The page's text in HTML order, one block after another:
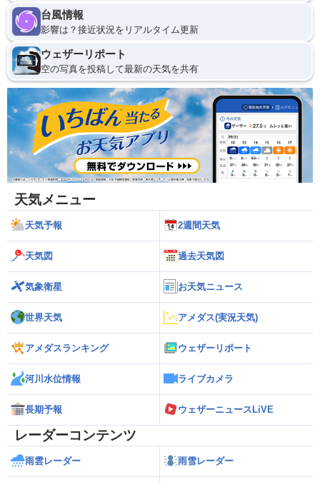
台風情報
影響は？接近状況をリアルタイム更新
ウェザーリポート
空の写真を投稿して最新の天気を共有
天気メニュー
天気予報 2週間天気
天気図 過去天気図
気象衛星 お天気ニュース
世界天気 アメダス(実況天気)
アメダスランキング ウェザーリポート
河川水位情報 ライブカメラ
長期予報 ウェザーニュースLiVE
レーダーコンテンツ
雨雲レーダー 雨雪レーダー